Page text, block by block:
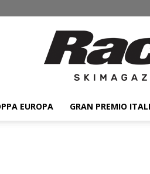
EUROPA GRAN PREMIO